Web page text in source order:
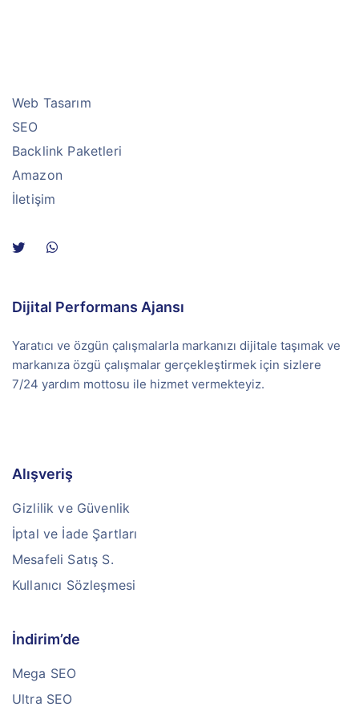
Web Tasarım
SEO
Backlink Paketleri
Amazon
İletişim
Dijital Performans Ajansı
Yaratıcı ve özgün çalışmalarla markanızı dijitale taşımak ve
markanıza özgü çalışmalar gerçekleştirmek için sizlere
7/24 yardım mottosu ile hizmet vermekteyiz.
Alışveriş
Gizlilik ve Güvenlik
İptal ve İade Şartları
Mesafeli Satış S.
Kullanıcı Sözleşmesi
İndirim’de
Mega SEO
Ultra SEO